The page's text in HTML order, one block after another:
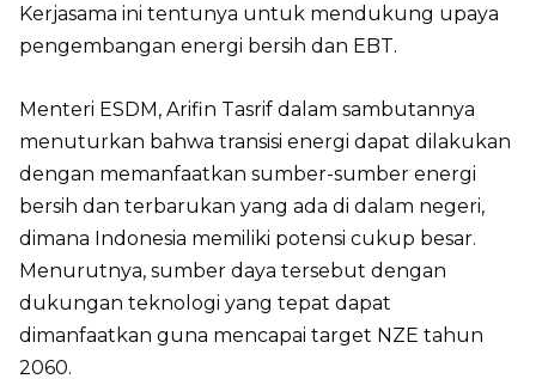
Kerjasama ini tentunya untuk mendukung upaya
pengembangan energi bersih dan EBT.
Menteri ESDM, Arifin Tasrif dalam sambutannya
menuturkan bahwa transisi energi dapat dilakukan
dengan memanfaatkan sumber-sumber energi
bersih dan terbarukan yang ada di dalam negeri,
dimana Indonesia memiliki potensi cukup besar.
Menurutnya, sumber daya tersebut dengan
dukungan teknologi yang tepat dapat
dimanfaatkan guna mencapai target NZE tahun
2060.